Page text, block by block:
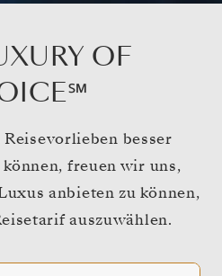
OF
besser
freuen wir uns,
anbieten zu können,
auszuwählen.